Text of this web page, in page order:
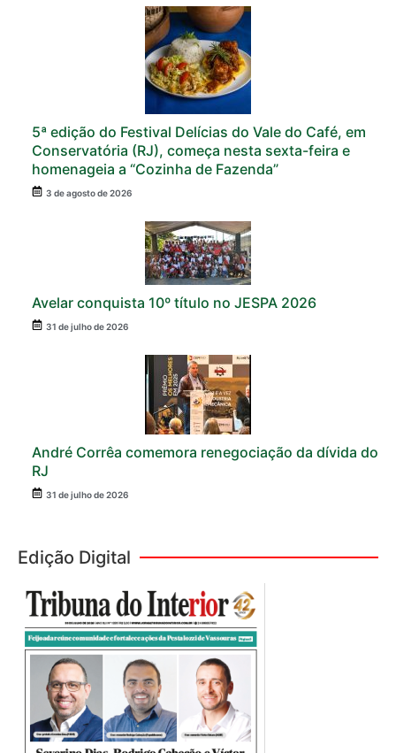
5ª edição do Festival Delícias do Vale do Café, em
Conservatória (RJ), começa nesta sexta-feira e
homenageia a “Cozinha de Fazenda”
3 de agosto de 2026
Avelar conquista 10º título no JESPA 2026
31 de julho de 2026
André Corrêa comemora renegociação da dívida do
RJ
31 de julho de 2026
Edição Digital